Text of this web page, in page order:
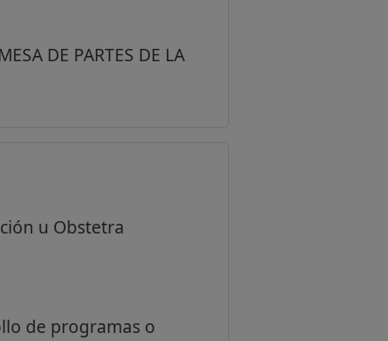
DE PARTES DE LA
u Obstetra
de programas o